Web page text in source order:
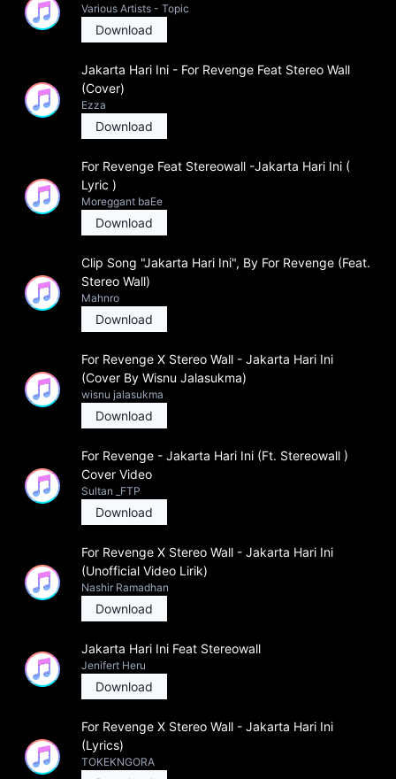
Various Artists - Topic
Download
Jakarta Hari Ini - For Revenge Feat Stereo Wall
(Cover)
Ezza
Download
For Revenge Feat Stereowall -Jakarta Hari Ini (
Lyric )
Moreggant baEe
Download
Clip Song "Jakarta Hari Ini", By For Revenge (Feat.
Stereo Wall)
Mahnro
Download
For Revenge X Stereo Wall - Jakarta Hari Ini
(Cover By Wisnu Jalasukma)
wisnu jalasukma
Download
For Revenge - Jakarta Hari Ini (Ft. Stereowall )
Cover Video
Sultan _FTP
Download
For Revenge X Stereo Wall - Jakarta Hari Ini
(Unofficial Video Lirik)
Nashir Ramadhan
Download
Jakarta Hari Ini Feat Stereowall
Jenifert Heru
Download
For Revenge X Stereo Wall - Jakarta Hari Ini
(Lyrics)
TOKEKNGORA